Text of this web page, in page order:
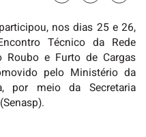
nos dias 25 e 26,
Técnico da Rede
Roubo e Furto de Cargas
pelo Ministério da
por meio da Secretaria